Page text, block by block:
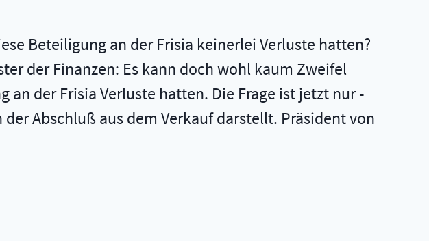
Beteiligung an der Frisia keinerlei Verluste hatten?
der Finanzen: Es kann doch wohl kaum Zweifel
der Frisia Verluste hatten. Die Frage ist jetzt nur -
Abschluß aus dem Verkauf darstellt. Präsident von